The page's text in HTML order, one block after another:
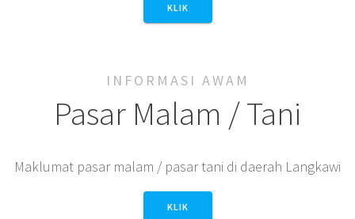
KLIK
INFORMASI AWAM
Pasar Malam / Tani
Maklumat pasar malam / pasar tani di daerah Langkawi
KLIK